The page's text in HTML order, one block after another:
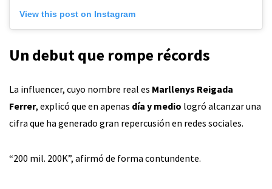
View this post on Instagram
Un debut que rompe récords
La influencer, cuyo nombre real es Marllenys Reigada
Ferrer, explicó que en apenas día y medio logró alcanzar una
cifra que ha generado gran repercusión en redes sociales.
“200 mil. 200K”, afirmó de forma contundente.